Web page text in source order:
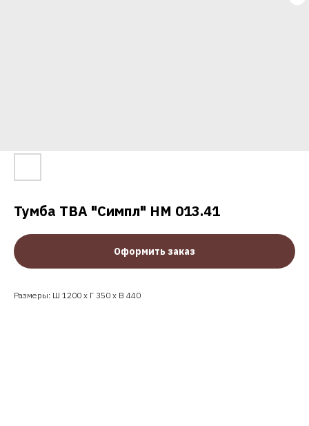
Тумба ТВА "Симпл" НМ 013.41
Оформить заказ
Размеры: Ш 1200 x Г 350 x В 440